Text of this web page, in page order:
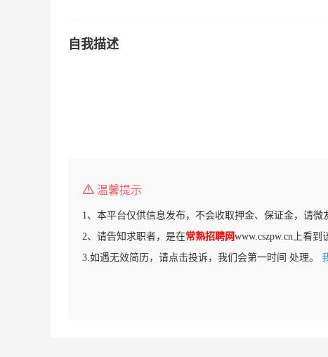
自我描述
温馨提示
1、本平台仅供信息发布，不会收取押金、保证金，请微
2、请告知求职者，是在常熟招聘网www.cszpw.cn上看到
3.如遇无效简历，请点击投诉，我们会第一时间 处理。